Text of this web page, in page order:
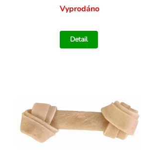
Vyprodáno
Detail